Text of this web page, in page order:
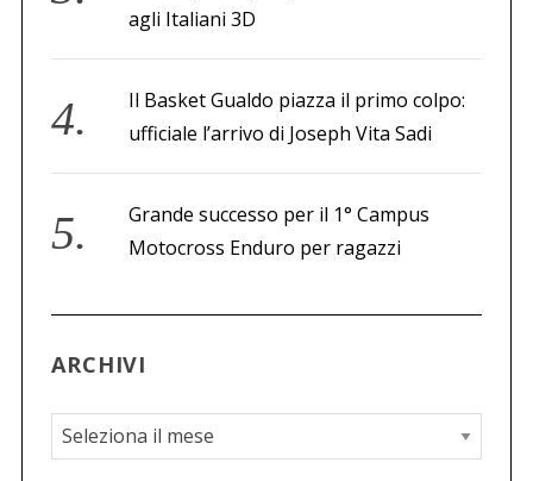
agli Italiani 3D
Il Basket Gualdo piazza il primo colpo:
ufficiale l’arrivo di Joseph Vita Sadi
Grande successo per il 1° Campus
Motocross Enduro per ragazzi
ARCHIVI
A
r